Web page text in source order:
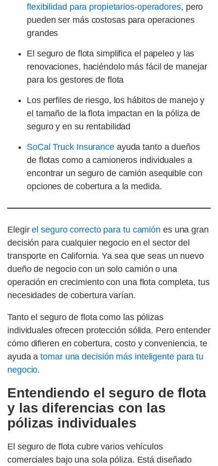
flexibilidad para propietarios-operadores, pero
pueden ser más costosas para operaciones
grandes
El seguro de flota simplifica el papeleo y las
renovaciones, haciéndolo más fácil de manejar
para los gestores de flota
Los perfiles de riesgo, los hábitos de manejo y
el tamaño de la flota impactan en la póliza de
seguro y en su rentabilidad
SoCal Truck Insuranceayuda tanto a dueños
de flotas como a camioneros individuales a
encontrar un seguro de camión asequible con
opciones de cobertura a la medida.
Elegirel seguro correcto para tu camión es una gran
decisión para cualquier negocio en el sector del
transporte en California. Ya sea que seas un nuevo
dueño de negocio con un solo camión o una
operación en crecimiento con una flota completa, tus
necesidades de cobertura varían.
Tanto el seguro de flota como las pólizas
individuales ofrecen protección sólida. Pero entender
cómo difieren en cobertura, costo y conveniencia, te
ayuda a tomar una decisión más inteligente para tu
negocio.
Entendiendo el seguro de flota
y las diferencias con las
pólizas individuales
El seguro de flota cubre varios vehículos
comerciales bajo una sola póliza. Está diseñado